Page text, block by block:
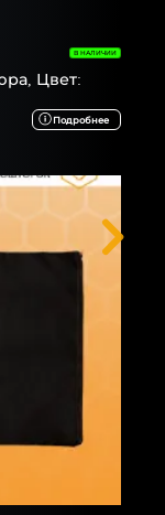
В НАЛИЧИИ
Цвет:
Подробнее